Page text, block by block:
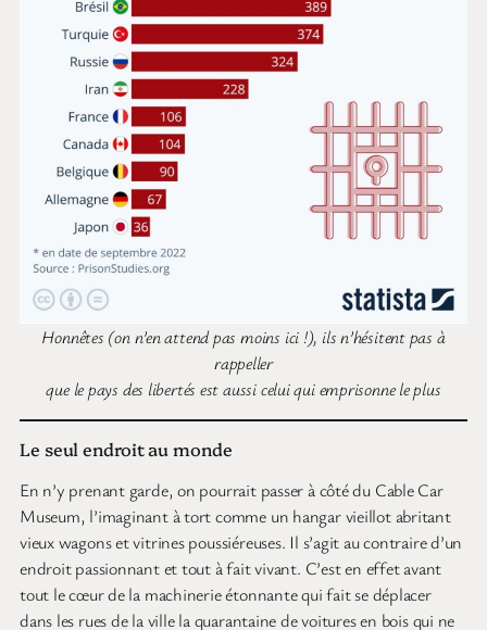
Honnêtes (on n’en attend pas moins ici !), ils n’hésitent pas à
rappeller
que le pays des libertés est aussi celui qui emprisonne le plus
Le seul endroit au monde
En n’y prenant garde, on pourrait passer à côté du Cable Car
Museum, l’imaginant à tort comme un hangar vieillot abritant
vieux wagons et vitrines poussiéreuses. Il s’agit au contraire d’un
endroit passionnant et tout à fait vivant. C’est en effet avant
tout le cœur de la machinerie étonnante qui fait se déplacer
dans les rues de la ville la quarantaine de voitures en bois qui ne